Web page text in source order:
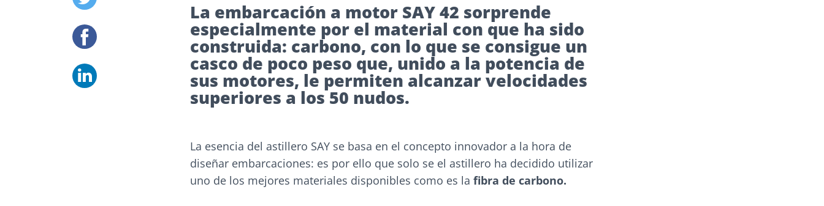
La embarcación a motor SAY 42 sorprende
especialmente por el material con que ha sido
construida: carbono, con lo que se consigue un
casco de poco peso que, unido a la potencia de
sus motores, le permiten alcanzar velocidades
superiores a los 50 nudos.
La esencia del astillero SAY se basa en el concepto innovador a la hora de
diseñar embarcaciones: es por ello que solo se el astillero ha decidido utilizar
uno de los mejores materiales disponibles como es la fibra de carbono.